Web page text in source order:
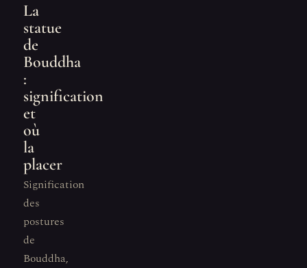
La
statue
de
Bouddha
:
signification
et
où
la
placer
Signification
des
postures
de
Bouddha,